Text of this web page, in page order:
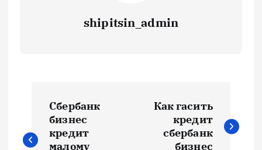
shipitsin_admin
а
Сбербанк
бизнес
кредит
малому
Как гасить
кредит
сбербанк
бизнес